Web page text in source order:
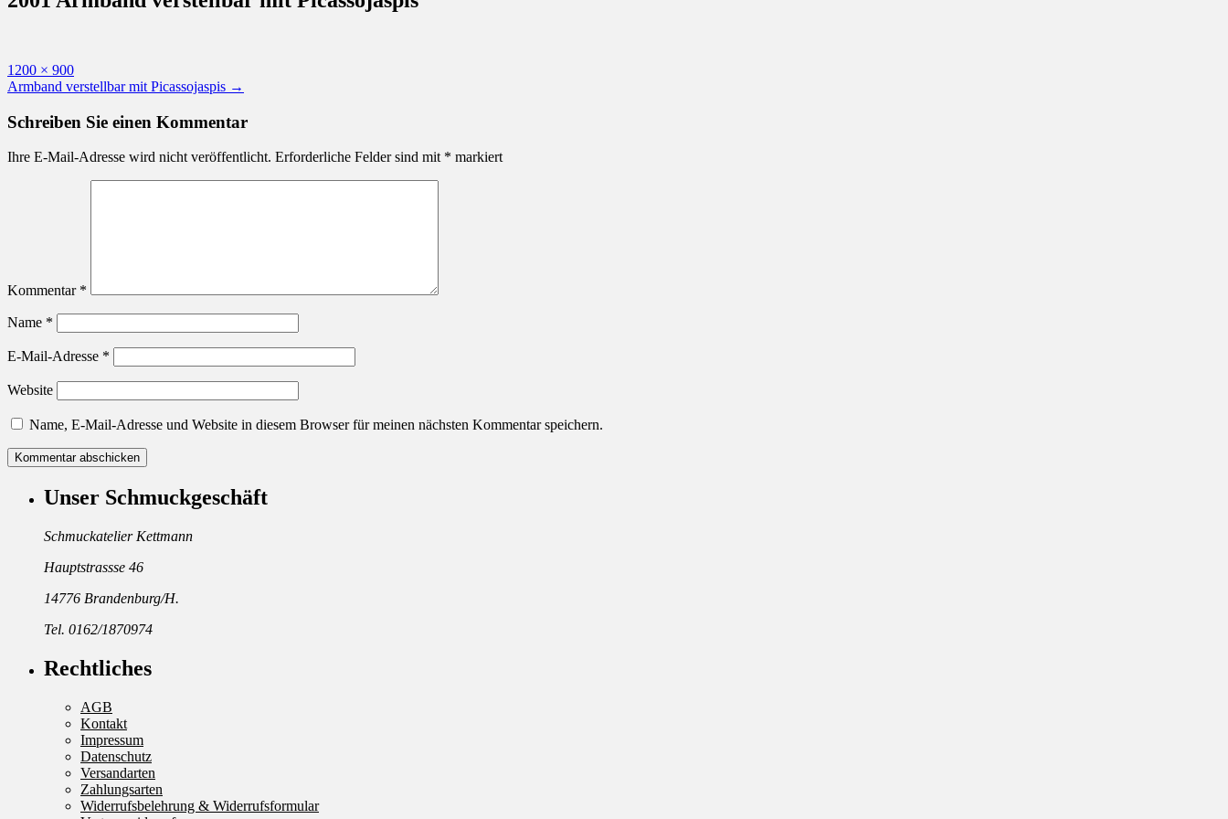
Originalgröße
1200 × 900
Beitragsnavigation
Armband verstellbar mit Picassojaspis →
Schreiben Sie einen Kommentar
Ihre E-Mail-Adresse wird nicht veröffentlicht. Erforderliche Felder sind mit * markiert
Kommentar *
Name *
E-Mail-Adresse *
Website
Name, E-Mail-Adresse und Website in diesem Browser für meinen nächsten Kommentar speichern.
Unser Schmuckgeschäft
Schmuckatelier Kettmann
Hauptstrassse 46
14776 Brandenburg/H.
Tel. 0162/1870974
Rechtliches
AGB
Kontakt
Impressum
Datenschutz
Versandarten
Zahlungsarten
Widerrufsbelehrung & Widerrufsformular